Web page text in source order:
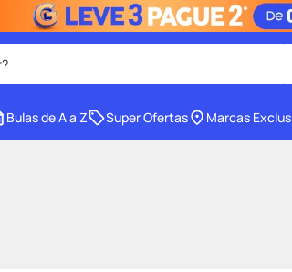
Bulas de A a Z Super Ofertas Marcas